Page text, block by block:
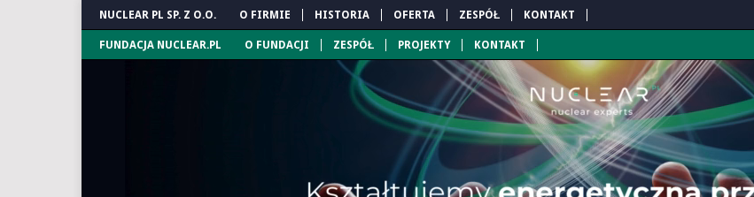
NUCLEAR PL SP. Z O.O. O FIRMIE HISTORIA OFERTA ZESPÓŁ KONTAKT
FUNDACJA NUCLEAR.PL O FUNDACJI ZESPÓŁ PROJEKTY KONTAKT